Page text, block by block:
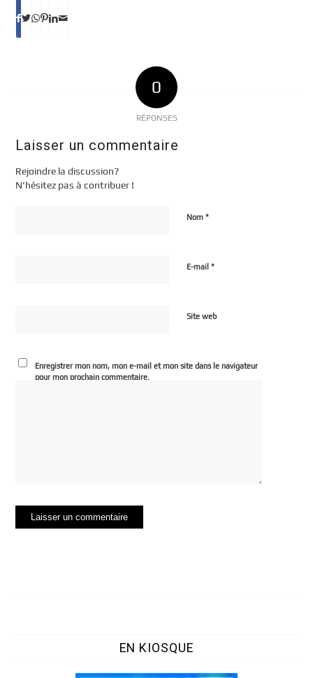
0
RÉPONSES
Laisser un commentaire
Rejoindre la discussion?
N’hésitez pas à contribuer !
Nom*
E-mail*
Site web
Enregistrer mon nom, mon e-mail et mon site dans le navigateur
pour mon prochain commentaire.
EN KIOSQUE